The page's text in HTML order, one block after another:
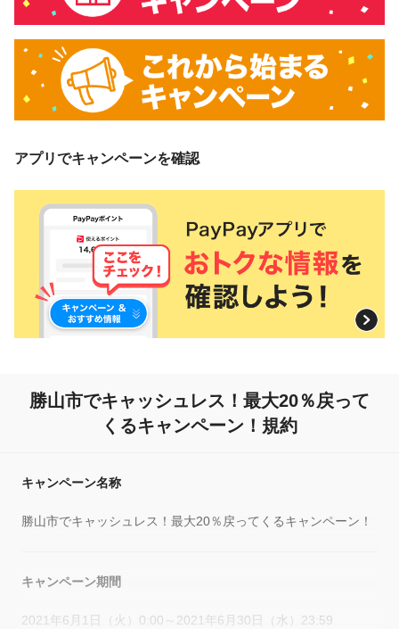
アプリでキャンペーンを確認
勝山市でキャッシュレス！ 最大20％戻って
くるキャンペーン！規約
キャンペーン名称
勝山市でキャッシュレス！最大20％戻ってくるキャンペーン！
キャンペーン期間
2021年6月1日（火）0:00～2021年6月30日（水）23:59